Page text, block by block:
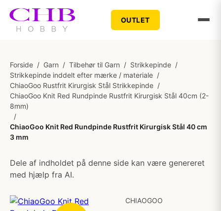
OUTLET
Forside / Garn / Tilbehør til Garn / Strikkepinde /
Strikkepinde inddelt efter mærke / materiale /
ChiaoGoo Rustfrit Kirurgisk Stål Strikkepinde /
ChiaoGoo Knit Red Rundpinde Rustfrit Kirurgisk Stål 40cm (2-
8mm)
/
ChiaoGoo Knit Red Rundpinde Rustfrit Kirurgisk Stål 40 cm
3 mm
Dele af indholdet på denne side kan være genereret
med hjælp fra AI.
CHIAOGOO